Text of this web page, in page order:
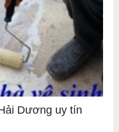
Dương uy tín